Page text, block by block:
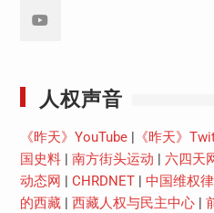
人权声音
《昨天》YouTube| 《昨天》
国史料| 南方街头运动 六四天
动态网
CHRDNET| 中国维权
的西藏| 西藏人权与民主中心|